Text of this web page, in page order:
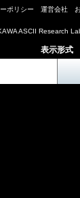
ポリシー 運営会社
ASCII Research
表示形式